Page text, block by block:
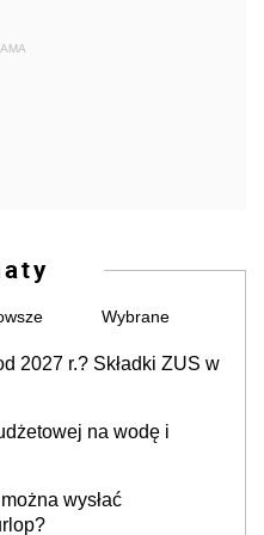
Wybrane
2027 r.? Składki ZUS w
na wodę i
wysłać